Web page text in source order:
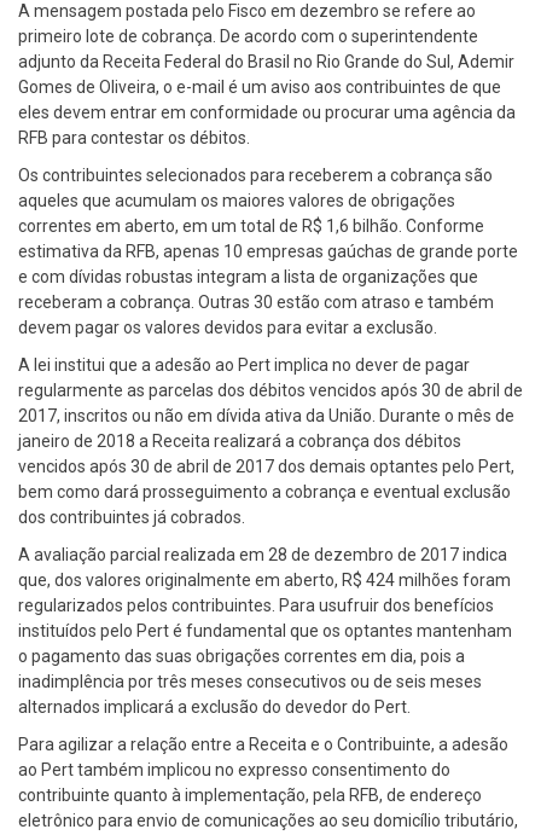
A mensagem postada pelo Fisco em dezembro se refere ao
primeiro lote de cobrança. De acordo com o superintendente
adjunto da Receita Federal do Brasil no Rio Grande do Sul, Ademir
Gomes de Oliveira, o e-mail é um aviso aos contribuintes de que
eles devem entrar em conformidade ou procurar uma agência da
RFB para contestar os débitos.
Os contribuintes selecionados para receberem a cobrança são
aqueles que acumulam os maiores valores de obrigações
correntes em aberto, em um total de R$ 1,6 bilhão. Conforme
estimativa da RFB, apenas 10 empresas gaúchas de grande porte
e com dívidas robustas integram a lista de organizações que
receberam a cobrança. Outras 30 estão com atraso e também
devem pagar os valores devidos para evitar a exclusão.
A lei institui que a adesão ao Pert implica no dever de pagar
regularmente as parcelas dos débitos vencidos após 30 de abril de
2017, inscritos ou não em dívida ativa da União. Durante o mês de
janeiro de 2018 a Receita realizará a cobrança dos débitos
vencidos após 30 de abril de 2017 dos demais optantes pelo Pert,
bem como dará prosseguimento a cobrança e eventual exclusão
dos contribuintes já cobrados.
A avaliação parcial realizada em 28 de dezembro de 2017 indica
que, dos valores originalmente em aberto, R$ 424 milhões foram
regularizados pelos contribuintes. Para usufruir dos benefícios
instituídos pelo Pert é fundamental que os optantes mantenham
o pagamento das suas obrigações correntes em dia, pois a
inadimplência por três meses consecutivos ou de seis meses
alternados implicará a exclusão do devedor do Pert.
Para agilizar a relação entre a Receita e o Contribuinte, a adesão
ao Pert também implicou no expresso consentimento do
contribuinte quanto à implementação, pela RFB, de endereço
eletrônico para envio de comunicações ao seu domicílio tributário,